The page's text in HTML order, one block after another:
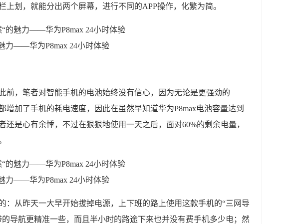
上划，就能分出两个屏幕，进行不同的APP操作，化繁为简。
前，笔者对智能手机的电池始终没有信心，因为无论是更强劲的
增加了手机的耗电速度，因此在虽然早知道华为P8max电池容量达到
还是心有余悸，不过在狠狠地使用一天之后，面对60%的剩余电量，
：从昨天一大早开始拔掉电源，上下班的路上使用这款手机的“三网导
导航更精准一些，而且半小时的路途下来也并没有费手机多少电；然